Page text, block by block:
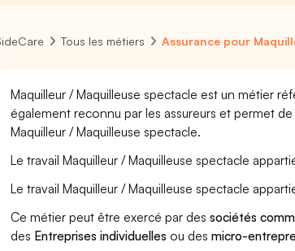
Tous les métiers Assurance pour
Maquilleur / Maquilleuse spectacle est un métier
également reconnu par les assureurs et permet
Maquilleur / Maquilleuse spectacle.
Le travail Maquilleur / Maquilleuse spectacle
Le travail Maquilleur / Maquilleuse spectacle
Ce métier peut être exercé par dessociétés
des Entreprises individuelles ou desmicro-